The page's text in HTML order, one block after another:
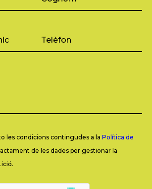
les condicions contingudes a la Política de
de les dades per gestionar la